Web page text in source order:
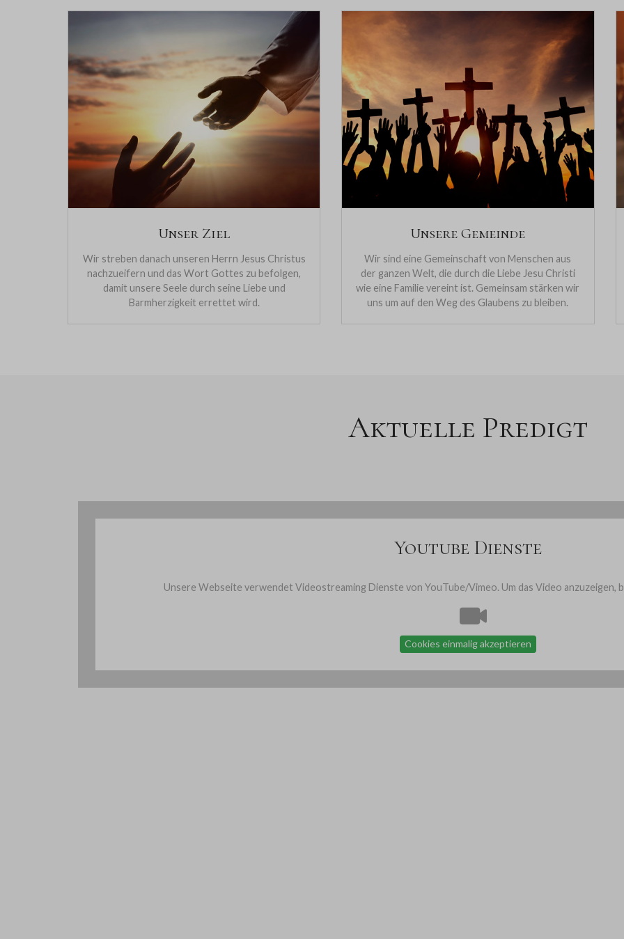
Unser Ziel
Wir streben danach unseren Herrn Jesus Christus
nachzueifern und das Wort Gottes zu befolgen,
damit unsere Seele durch seine Liebe und
Barmherzigkeit errettet wird.
Unsere Gemeinde
Wir sind eine Gemeinschaft von Menschen aus
der ganzen Welt, die durch die Liebe Jesu Christi
wie eine Familie vereint ist. Gemeinsam stärken wir
uns um auf den Weg des Glaubens zu bleiben.
Aktuelle Predigt
Youtube Dienste
Unsere Webseite verwendet Videostreaming Dienste von YouTube/Vimeo. Um das Video anzuzeigen,
Cookies einmalig akzeptieren